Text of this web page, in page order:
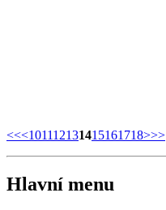
<<<101112131415161718>>>
Hlavní menu